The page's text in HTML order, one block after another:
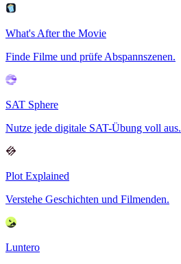
What's After the Movie
Finde Filme und prüfe Abspannszenen.
SAT Sphere
Nutze jede digitale SAT-Übung voll aus.
Plot Explained
Verstehe Geschichten und Filmenden.
Luntero